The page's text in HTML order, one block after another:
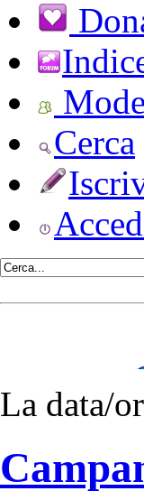
Cerca
Mozilla Firefox
La data/